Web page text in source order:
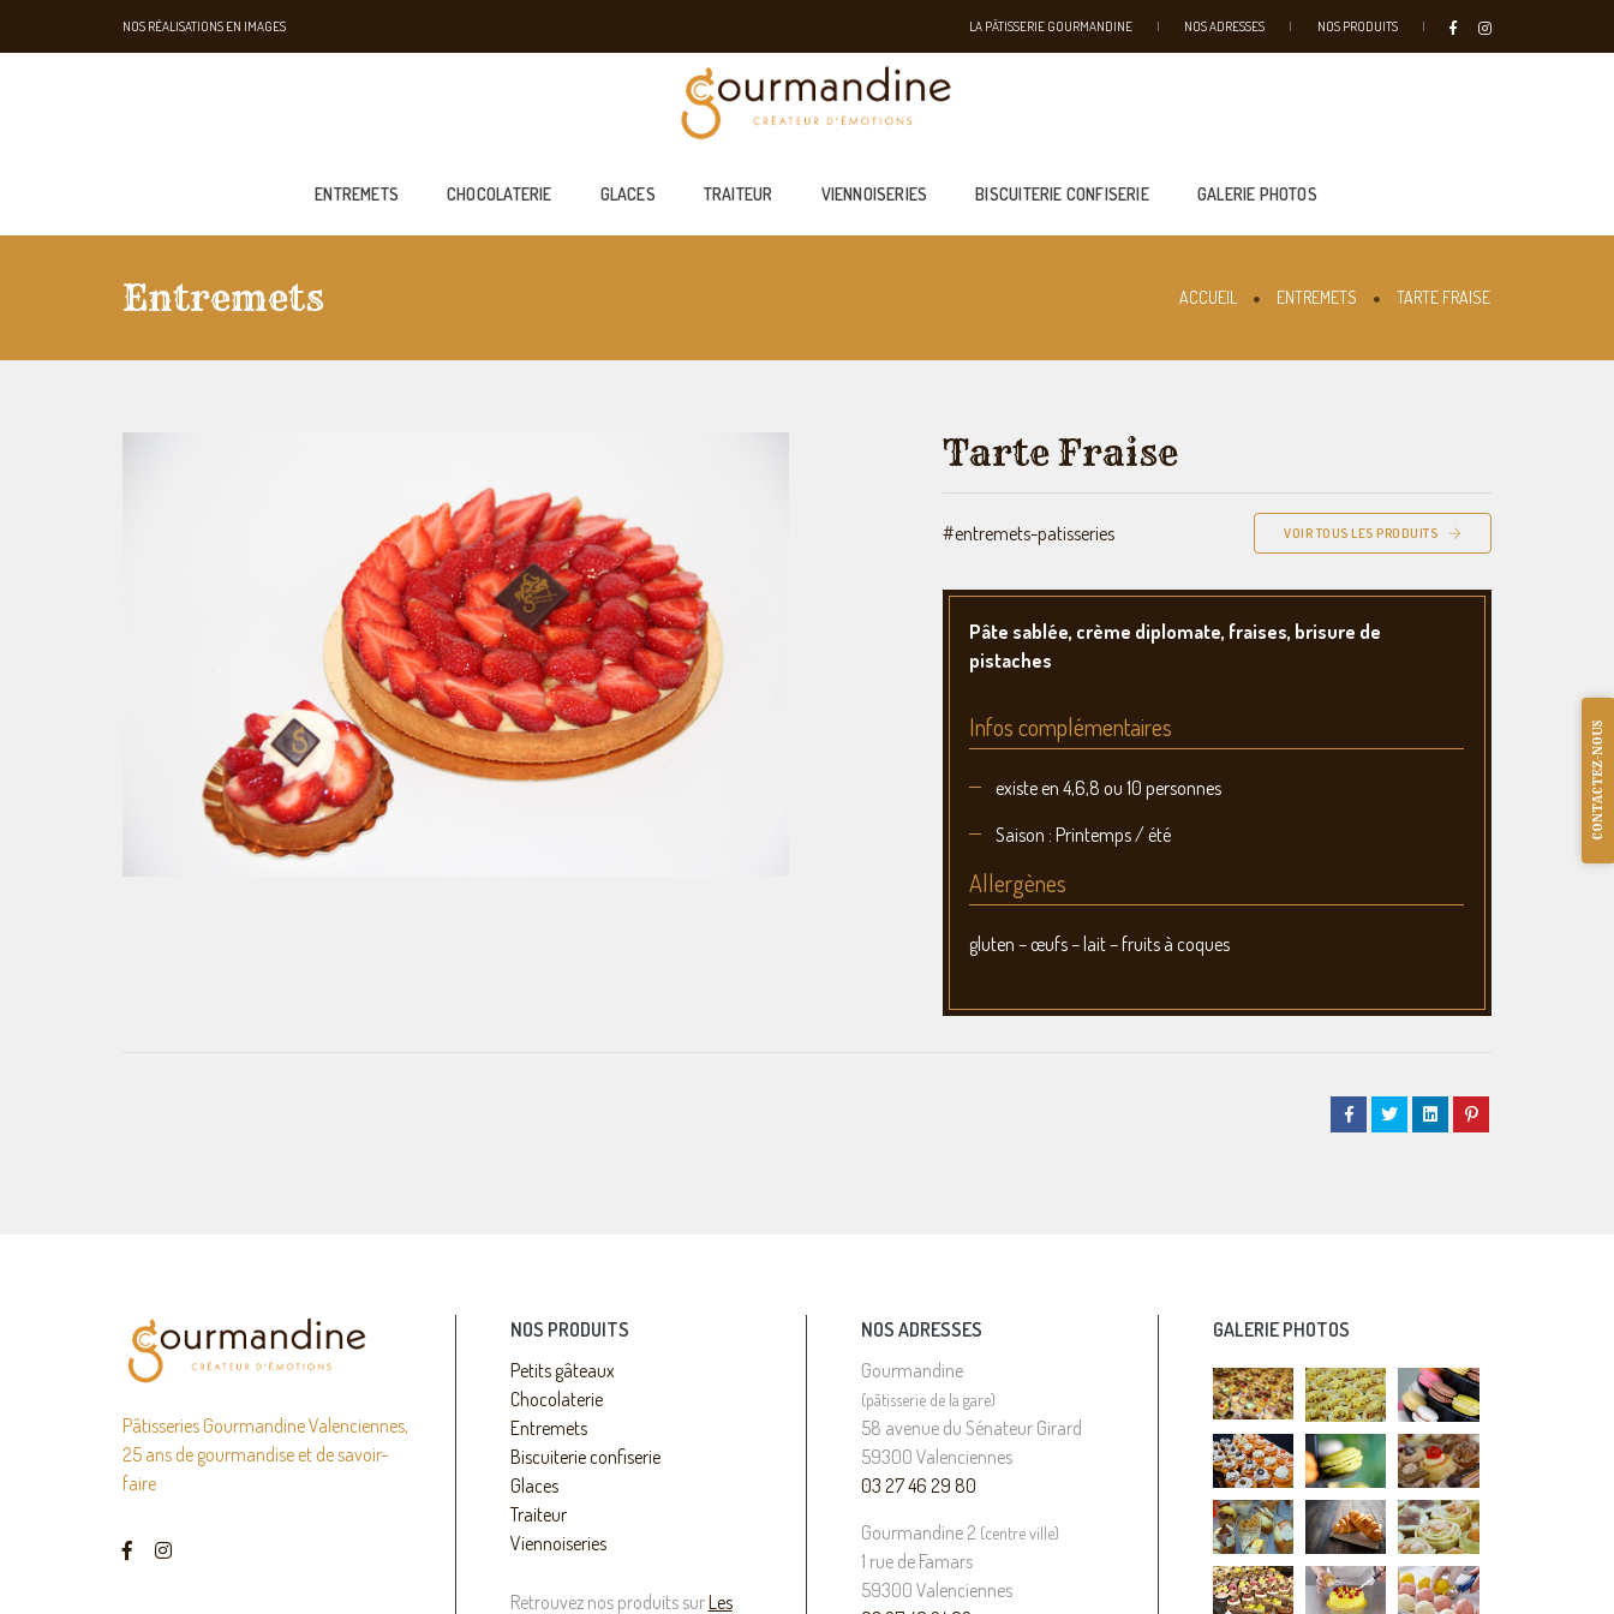
NOS RÉALISATIONS EN IMAGES LA PÂTISSERIE GOURMANDINE NOS ADRESSES NOS PRODUITS
ENTREMETS CHOCOLATERIE GLACES TRAITEUR VIENNOISERIES BISCUITERIE CONFISERIE GALERIE PHOTOS
Entremets ACCUEIL ENTREMETS TARTE FRAISE
Tarte Fraise
#entremets-patisseries VOIR TOUS LES PRODUITS
Pâte sablée, crème diplomate, fraises, brisure de
pistaches
Infos complémentaires
existe en 4,6,8 ou 10 personnes
Saison : Printemps / été
Allergènes
gluten – œufs – lait – fruits à coques
Pâtisseries Gourmandine Valenciennes,
25 ans de gourmandise et de savoir-
faire
NOS PRODUITS
Petits gâteaux
Chocolaterie
Entremets
Biscuiterie confiserie
Glaces
Traiteur
Viennoiseries
Retrouvez nos produits surLes
NOS ADRESSES
Gourmandine
(pâtisserie de la gare)
58 avenue du Sénateur Girard
59300 Valenciennes
03 27 46 29 80
Gourmandine 2 (centre ville)
1 rue de Famars
59300 Valenciennes
GALERIE PHOTOS
CONTACTEZ-NOUS